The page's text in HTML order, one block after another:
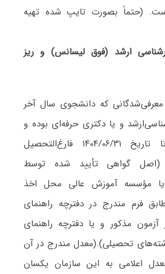
(حتماً بصورت تایپ شده تهیه
ارشد (فوق لیسانس) و ریز
که دانشجوی سال آخر
و یا دکتری حرفه‌ای بوده و
حداکثر تا تاریخ ۱۴۰۴/۰۶/۳۱ فارغ‌التحصیل
(اصل گواهی تأیید شده توسط
یا مؤسسه آموزش عالی محل اخذ
فرم مندرج در دفترچه راهنمای
مذکور و یا دفترچه راهنمای
تحصیلی).(معدل مندرج در آن
اعلامی به این سازمان یکسان